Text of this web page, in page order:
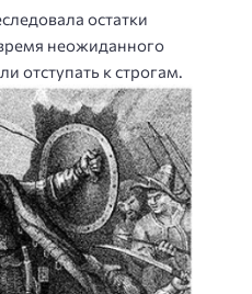
остатки
неожиданного
отступать к строгам.